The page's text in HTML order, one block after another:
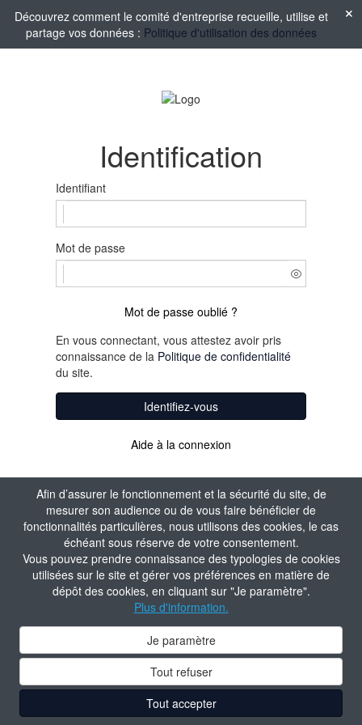
Afin d’assurer le fonctionnement et la sécurité du site, de
mesurer son audience ou de vous faire bénéficier de
fonctionnalités particulières, nous utilisons des cookies, le cas
échéant sous réserve de votre consentement.
Vous pouvez prendre connaissance des typologies de cookies
utilisées sur le site et gérer vos préférences en matière de
dépôt des cookies, en cliquant sur "Je paramètre".
Plus d'information.
Je paramètre
Tout refuser
Tout accepter
Découvrez comment le comité d'entreprise recueille, utilise et
partage vos données : Politique d'utilisation des données
Identification
Identifiant
Mot de passe
Mot de passe oublié ?
En vous connectant, vous attestez avoir pris
connaissance de la Politique de confidentialité
du site.
Identifiez-vous
Aide à la connexion